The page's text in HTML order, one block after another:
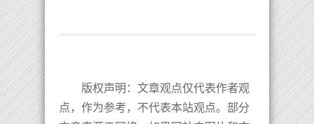
版权声明 ：文章观点仅代表作者观
点，作为参考，不代表本站观点。部分